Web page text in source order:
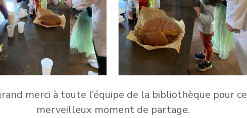
merci à toute l’équipe de la bibliothèque pour ce
merveilleux moment de partage.